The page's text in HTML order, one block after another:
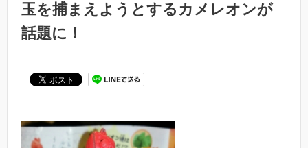
玉を捕まえようとするカメレオンが
話題に！